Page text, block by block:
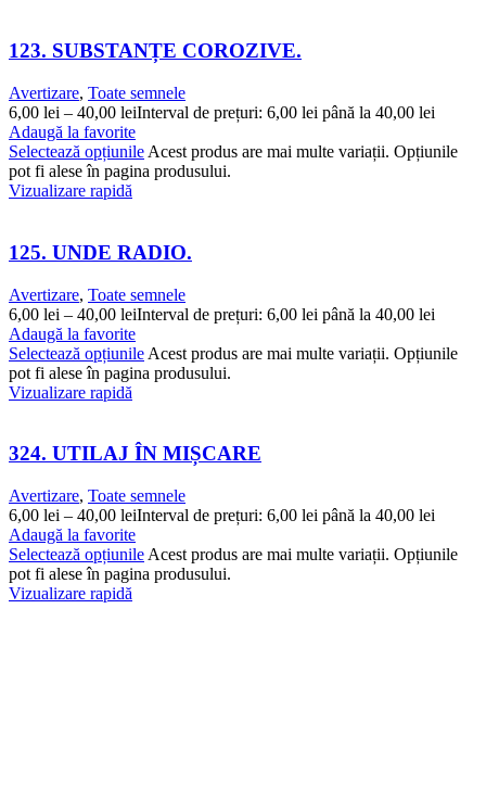
123. SUBSTANȚE COROZIVE.
Avertizare, Toate semnele
6,00 lei – 40,00 leiInterval de prețuri: 6,00 lei până la 40,00 lei
Adaugă la favorite
Selectează opțiunile Acest produs are mai multe variații. Opțiunile
pot fi alese în pagina produsului.
Vizualizare rapidă
125. UNDE RADIO.
Avertizare, Toate semnele
6,00 lei – 40,00 leiInterval de prețuri: 6,00 lei până la 40,00 lei
Adaugă la favorite
Selectează opțiunile Acest produs are mai multe variații. Opțiunile
pot fi alese în pagina produsului.
Vizualizare rapidă
324. UTILAJ ÎN MIȘCARE
Avertizare, Toate semnele
6,00 lei – 40,00 leiInterval de prețuri: 6,00 lei până la 40,00 lei
Adaugă la favorite
Selectează opțiunile Acest produs are mai multe variații. Opțiunile
pot fi alese în pagina produsului.
Vizualizare rapidă